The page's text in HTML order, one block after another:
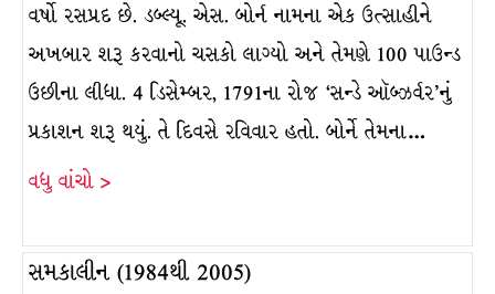
વર્ષો રસપ્રદ છે. ડબ્લ્યૂ. એસ. બોર્ન નામના એક ઉત્સાહીને
અખબાર શરૂ કરવાનો ચસકો લાગ્યો અને તેમણે 100 પાઉન્ડ
ઉછીના લીધા. 4 ડિસેમ્બર, 1791ના રોજ ‘સન્ડે ઑબ્ઝર્વર’નું
પ્રકાશન શરૂ થયું. તે દિવસે રવિવાર હતો. બોર્ને તેમના…
વધુ વાંચો >
સમકાલીન (1984થી 2005)